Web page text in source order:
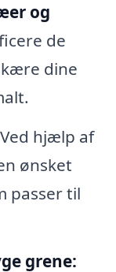
og
de
dine
Ved hjælp af
ønsket
passer til
grene: